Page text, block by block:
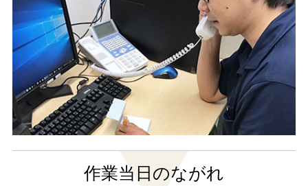
作業当日のながれ